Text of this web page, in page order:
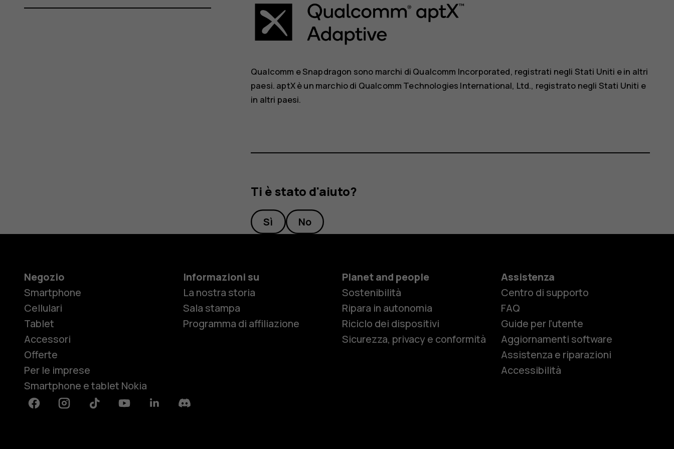
Smartphone
Cellulari
Qualcomm e Snapdragon sono marchi di Qualcomm Incorporated, registrati negli Stati Uniti e in altri
paesi. aptX è un marchio di Qualcomm Technologies International, Ltd., registrato negli Stati Uniti e
in altri paesi.
Ti è stato d'aiuto?
Sì No
Negozio
Smartphone
Cellulari
Tablet
Accessori
Offerte
Per le imprese
Smartphone e tablet Nokia
Informazioni su
La nostra storia
Sala stampa
Programma di affiliazione
Planet and people
Sostenibilità
Ripara in autonomia
Riciclo dei dispositivi
Sicurezza, privacy e conformità
Assistenza
Centro di supporto
FAQ
Guide per l'utente
Aggiornamenti software
Assistenza e riparazioni
Accessibilità
FacebookInstagramTiktok YoutubeLinkedinDiscord